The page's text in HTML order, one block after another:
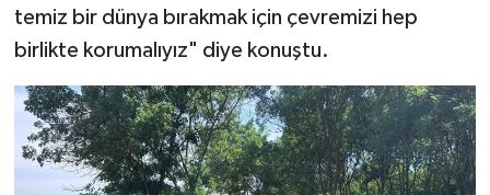
temiz bir dünya bırakmak için çevremizi hep
birlikte korumalıyız" diye konuştu.